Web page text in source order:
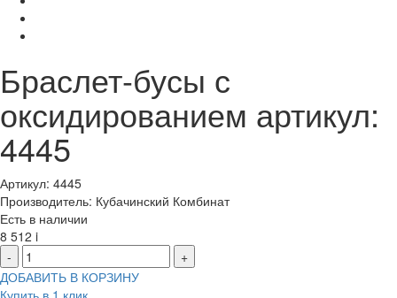
Браслет-бусы с
оксидированием артикул:
4445
Артикул: 4445
Производитель: Кубачинский Комбинат
Есть в наличии
8 512 i
-
+
ДОБАВИТЬ В КОРЗИНУ
Купить в 1 клик